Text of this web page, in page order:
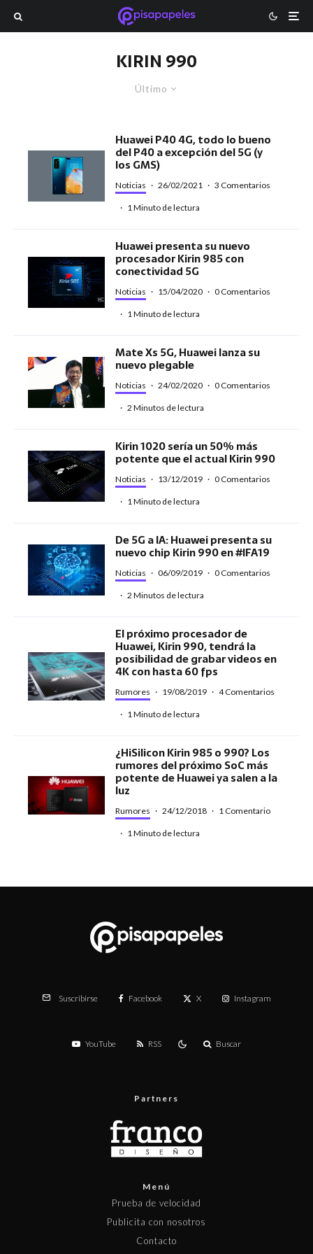
KIRIN 990
Último
Huawei P40 4G, todo lo bueno
del P40 a excepción del 5G (y
los GMS)
Noticias · 26/02/2021 · 3 Comentarios
· 1 Minuto de lectura
Huawei presenta su nuevo
procesador Kirin 985 con
conectividad 5G
Noticias · 15/04/2020 · 0 Comentarios
· 1 Minuto de lectura
Mate Xs 5G, Huawei lanza su
nuevo plegable
Noticias · 24/02/2020 · 0 Comentarios
· 2 Minutos de lectura
Kirin 1020 sería un 50% más
potente que el actual Kirin 990
Noticias · 13/12/2019 · 0 Comentarios
· 1 Minuto de lectura
De 5G a IA: Huawei presenta su
nuevo chip Kirin 990 en #IFA19
Noticias · 06/09/2019 · 0 Comentarios
· 2 Minutos de lectura
El próximo procesador de
Huawei, Kirin 990, tendrá la
posibilidad de grabar videos en
4K con hasta 60 fps
Rumores · 19/08/2019 · 4 Comentarios
· 1 Minuto de lectura
¿HiSilicon Kirin 985 o 990? Los
rumores del próximo SoC más
potente de Huawei ya salen a la
luz
Rumores · 24/12/2018 · 1 Comentario
· 1 Minuto de lectura
Suscribirse Facebook X Instagram
YouTube RSS Buscar
Partners
Menú
Prueba de velocidad
Publicita con nosotros
Contacto